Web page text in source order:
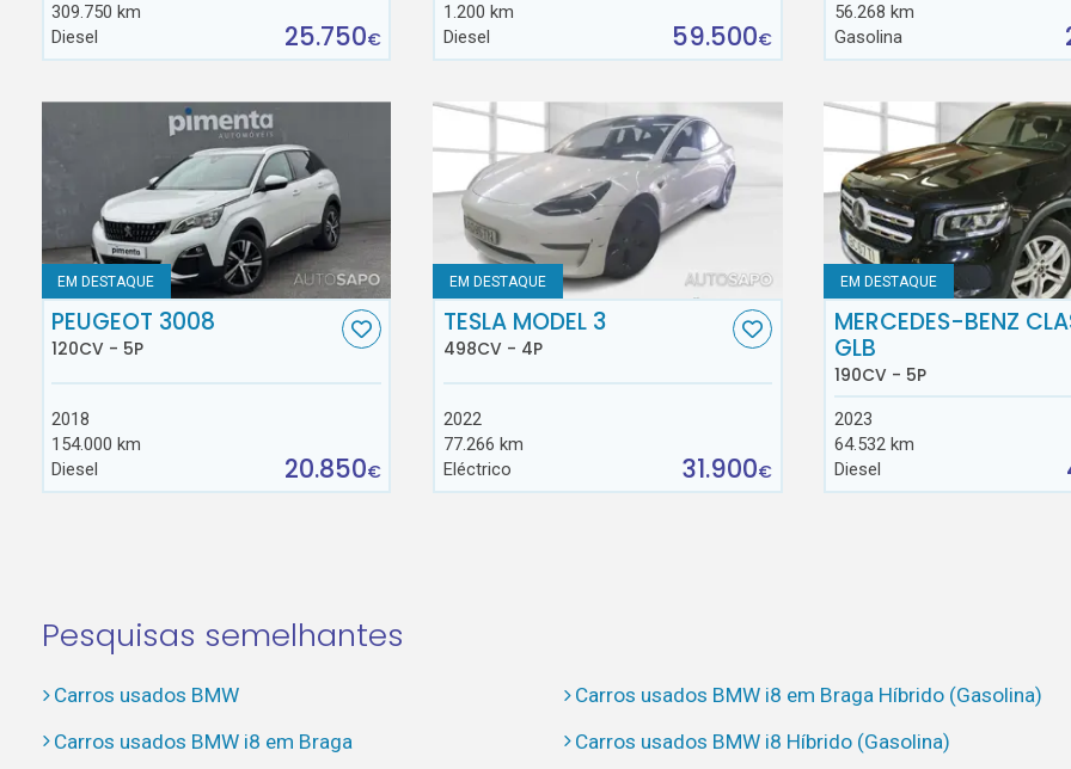
309.750 km
Diesel
25.750€
1.200 km
Diesel
59.500€
56.268 km
Gasolina
EM DESTAQUE
PEUGEOT 3008
120CV - 5P
2018
154.000 km
Diesel
20.850€
EM DESTAQUE
TESLA MODEL 3
498CV - 4P
2022
77.266 km
Eléctrico
31.900€
EM DESTAQUE
MERCEDES-BENZ
GLB
190CV - 5P
2023
64.532 km
Diesel
Pesquisas semelhantes
Carros usados BMW
Carros usados BMW i8 em Braga Híbrido (Gasolina)
Carros usados BMW i8 em Braga
Carros usados BMW i8 Híbrido (Gasolina)